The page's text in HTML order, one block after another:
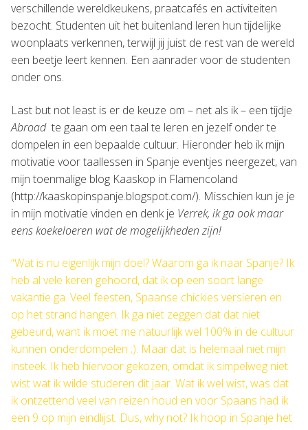
verschillende wereldkeukens, praatcafés en activiteiten
bezocht. Studenten uit het buitenland leren hun tijdelijke
woonplaats verkennen, terwijl jij juist de rest van de wereld
een beetje leert kennen. Een aanrader voor de studenten
onder ons.
Last but not least is er de keuze om – net als ik – een tijdje
Abroad te gaan om een taal te leren en jezelf onder te
dompelen in een bepaalde cultuur. Hieronder heb ik mijn
motivatie voor taallessen in Spanje eventjes neergezet, van
mijn toenmalige blog Kaaskop in Flamencoland
(http://kaaskopinspanje.blogspot.com/). Misschien kun je je
in mijn motivatie vinden en denk je Verrek, ik ga ook maar
eens koekeloeren wat de mogelijkheden zijn!
“Wat is nu eigenlijk mijn doel? Waarom ga ik naar Spanje? Ik
heb al vele keren gehoord, dat ik op een soort lange
vakantie ga. Veel feesten, Spaanse chickies versieren en
op het strand hangen. Ik ga niet zeggen dat dat niet
gebeurd, want ik moet me natuurlijk wel 100% in de cultuur
kunnen onderdompelen ;). Maar dat is helemaal niet mijn
insteek. Ik heb hiervoor gekozen, omdat ik simpelweg niet
wist wat ik wilde studeren dit jaar. Wat ik wel wist, was dat
ik ontzettend veel van reizen houd en voor Spaans had ik
een 9 op mijn eindlijst. Dus, why not? Ik hoop in Spanje het